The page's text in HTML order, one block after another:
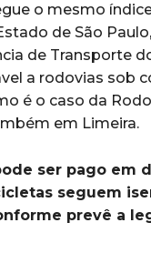
o mesmo
de São
de Transporte
a rodovias sob
é o caso da
em Limeira.
ser pago em
seguem
prevê a